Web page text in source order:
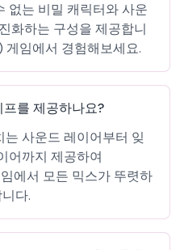
없는 비밀 캐릭터와 사운
화하는 구성을 제공합니
게임에서 경험해보세요.
를 제공하나요?
사운드 레이어부터 잊
어까지 제공하여
에서 모든 믹스가 뚜렷하
다.